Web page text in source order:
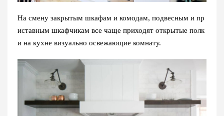
На смену закрытым шкафам и комодам, подвесным и пр
иставным шкафчикам все чаще приходят открытые полк
и на кухне визуально освежающие комнату.